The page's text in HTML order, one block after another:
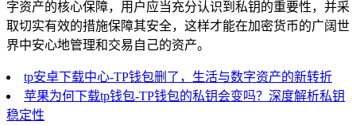
字资产的核心保障，用户应当充分认识到私钥的重要性，并采
取切实有效的措施保障其安全，这样才能在加密货币的广阔世
界中安心地管理和交易自己的资产。
tp安卓下载中心-TP钱包删了，生活与数字资产的新转折
苹果为何下载tp钱包-TP钱包的私钥会变吗？深度解析私钥
稳定性